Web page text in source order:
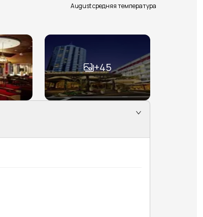
August средняя температура
+45